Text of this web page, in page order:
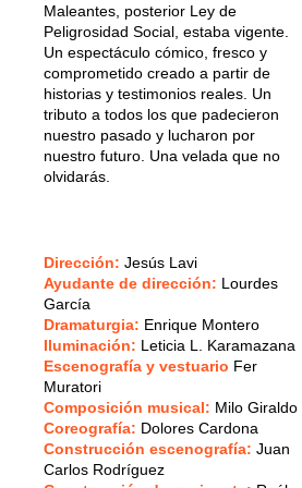
Maleantes, posterior Ley de
Peligrosidad Social, estaba vigente.
Un espectáculo cómico, fresco y
comprometido creado a partir de
historias y testimonios reales. Un
tributo a todos los que padecieron
nuestro pasado y lucharon por
nuestro futuro. Una velada que no
olvidarás.
Dirección: Jesús Lavi
Ayudante de dirección: Lourdes
García
Dramaturgia: Enrique Montero
Iluminación: Leticia L. Karamazana
Escenografía y vestuario Fer
Muratori
Composición musical: Milo Giraldo
Coreografía: Dolores Cardona
Construcción escenografía: Juan
Carlos Rodríguez